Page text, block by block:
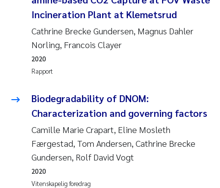
Incineration Plant at Klemetsrud
Cathrine Brecke Gundersen, Magnus Dahler
Norling, Francois Clayer
Rapport
2020
Biodegradability of DNOM:
Characterization and governing factors
Camille Marie Crapart, Eline Mosleth
Færgestad, Tom Andersen, Cathrine Brecke
Gundersen, Rolf David Vogt
Vitenskapelig foredrag
2020